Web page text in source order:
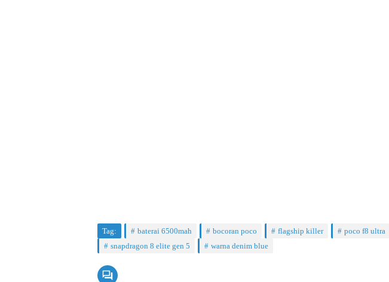
Tag: baterai 6500mah bocoran poco flagship killer poco f8 ultra
snapdragon 8 elite gen 5
warna denim blue